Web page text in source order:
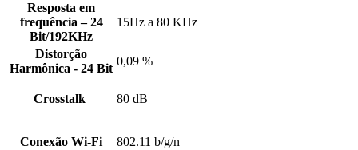
Resposta em
frequência – 24
Bit/192KHz
15Hz a 80 KHz
Distorção
Harmônica - 24 Bit
0,09 %
Crosstalk 80 dB
Conexão Wi-Fi 802.11 b/g/n